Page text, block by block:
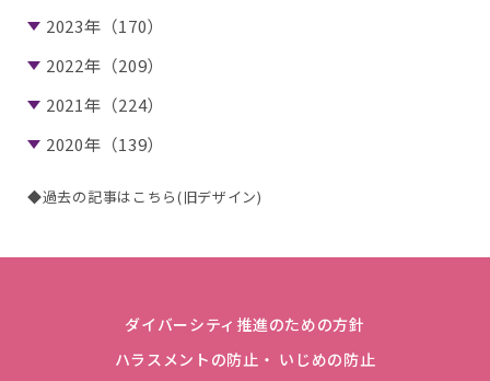
2023年（170）
2022年（209）
2021年（224）
2020年（139）
◆過去の記事はこちら(旧デザイン)
ダイバーシティ推進のための方針
ハラスメントの防止・ いじめの防止